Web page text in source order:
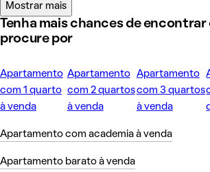
Mostrar mais
Tenha mais chances de encontrar
procure por
Apartamento
com 1 quarto
à venda
Apartamento
com 2 quartos
à venda
Apartamento
com 3 quartos
à venda
Apartamento com academia à venda
Apartamento barato à venda